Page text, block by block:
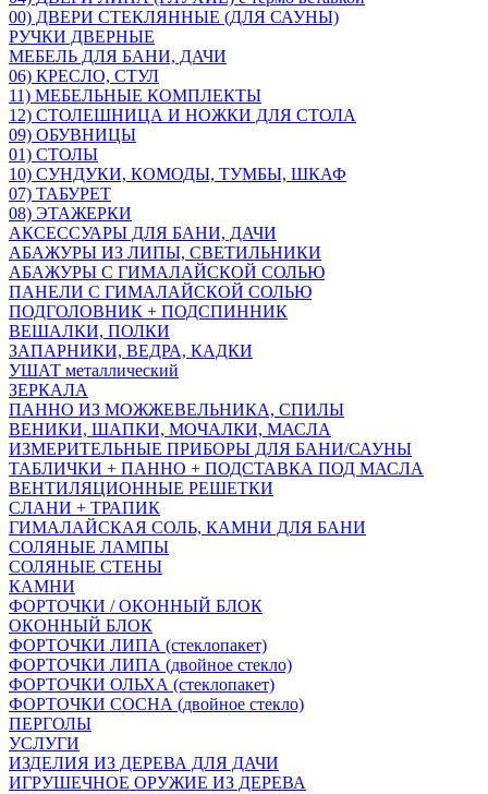
00) ДВЕРИ СТЕКЛЯННЫЕ (ДЛЯ САУНЫ)
РУЧКИ ДВЕРНЫЕ
МЕБЕЛЬ ДЛЯ БАНИ, ДАЧИ
06) КРЕСЛО, СТУЛ
11) МЕБЕЛЬНЫЕ КОМПЛЕКТЫ
12) СТОЛЕШНИЦА И НОЖКИ ДЛЯ СТОЛА
09) ОБУВНИЦЫ
01) СТОЛЫ
10) СУНДУКИ, КОМОДЫ, ТУМБЫ, ШКАФ
07) ТАБУРЕТ
08) ЭТАЖЕРКИ
АКСЕССУАРЫ ДЛЯ БАНИ, ДАЧИ
АБАЖУРЫ ИЗ ЛИПЫ, СВЕТИЛЬНИКИ
АБАЖУРЫ С ГИМАЛАЙСКОЙ СОЛЬЮ
ПАНЕЛИ С ГИМАЛАЙСКОЙ СОЛЬЮ
ПОДГОЛОВНИК + ПОДСПИННИК
ВЕШАЛКИ, ПОЛКИ
ЗАПАРНИКИ, ВЕДРА, КАДКИ
УШАТ металлический
ЗЕРКАЛА
ПАННО ИЗ МОЖЖЕВЕЛЬНИКА, СПИЛЫ
ВЕНИКИ, ШАПКИ, МОЧАЛКИ, МАСЛА
ИЗМЕРИТЕЛЬНЫЕ ПРИБОРЫ ДЛЯ БАНИ/САУНЫ
ТАБЛИЧКИ + ПАННО + ПОДСТАВКА ПОД МАСЛА
ВЕНТИЛЯЦИОННЫЕ РЕШЕТКИ
СЛАНИ + ТРАПИК
ГИМАЛАЙСКАЯ СОЛЬ, КАМНИ ДЛЯ БАНИ
СОЛЯНЫЕ ЛАМПЫ
СОЛЯНЫЕ СТЕНЫ
КАМНИ
ФОРТОЧКИ / ОКОННЫЙ БЛОК
ОКОННЫЙ БЛОК
ФОРТОЧКИ ЛИПА (стеклопакет)
ФОРТОЧКИ ЛИПА (двойное стекло)
ФОРТОЧКИ ОЛЬХА (стеклопакет)
ФОРТОЧКИ СОСНА (двойное стекло)
ПЕРГОЛЫ
УСЛУГИ
ИЗДЕЛИЯ ИЗ ДЕРЕВА ДЛЯ ДАЧИ
ИГРУШЕЧНОЕ ОРУЖИЕ ИЗ ДЕРЕВА